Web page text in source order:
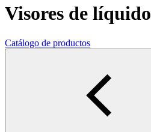
Visores de líquido
Catálogo de productos